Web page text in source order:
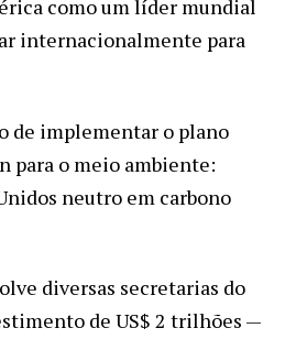
como um líder mundial
internacionalmente para
de implementar o plano
para o meio ambiente:
neutro em carbono
diversas secretarias do
de US$ 2 trilhões —